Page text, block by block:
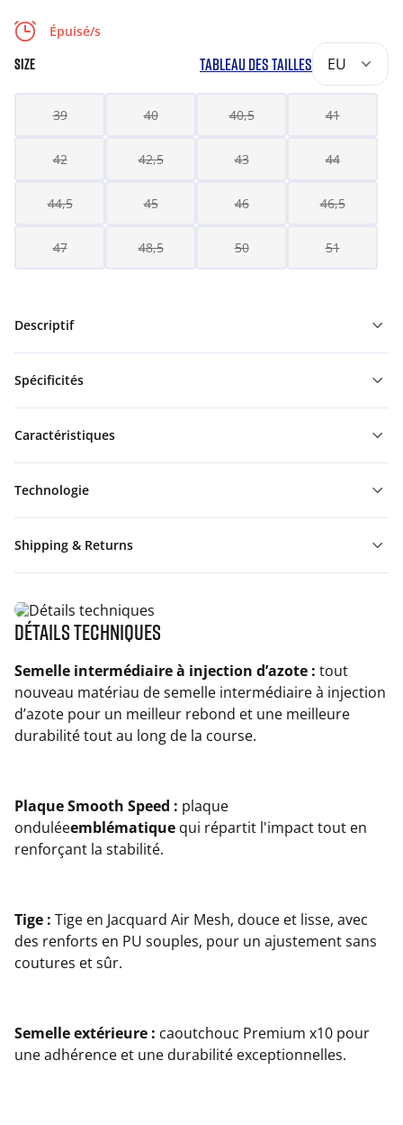
Épuisé/s
SIZE TABLEAU DES TAILLES EU
39 40 40,5 41
42 42,5 43 44
44,5 45 46 46,5
47 48,5 50 51
Descriptif
Spécificités
Caractéristiques
Technologie
Shipping & Returns
Détails techniques
Semelle intermédiaire à injection d’azote : tout
nouveau matériau de semelle intermédiaire à injection
d’azote pour un meilleur rebond et une meilleure
durabilité tout au long de la course.
Plaque Smooth Speed : plaque
onduléeemblématique qui répartit l'impact tout en
renforçant la stabilité.
Tige : Tige en Jacquard Air Mesh, douce et lisse, avec
des renforts en PU souples, pour un ajustement sans
coutures et sûr.
Semelle extérieure : caoutchouc Premium x10 pour
une adhérence et une durabilité exceptionnelles.